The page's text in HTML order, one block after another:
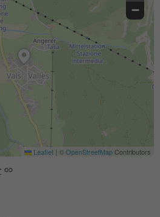
−
Leaflet | ©OpenStreetMapContributors